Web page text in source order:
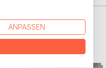
BEIBoD
ANPASSEN